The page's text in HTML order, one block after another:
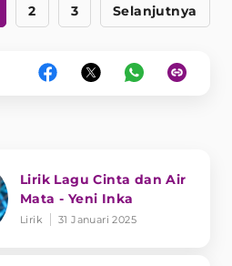
2 3 Selanjutnya
Lirik Lagu Cinta dan Air
Mata - Yeni Inka
Lirik 31 Januari 2025